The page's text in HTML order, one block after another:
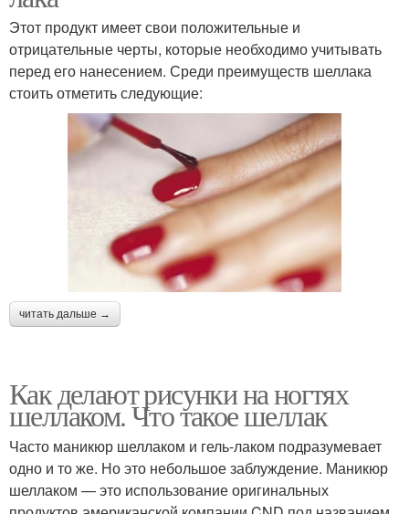
Этот продукт имеет свои положительные и
отрицательные черты, которые необходимо учитывать
перед его нанесением. Среди преимуществ шеллака
стоить отметить следующие:
читать дальше →
Как делают рисунки на ногтях
шеллаком. Что такое шеллак
Часто маникюр шеллаком и гель-лаком подразумевает
одно и то же. Но это небольшое заблуждение. Маникюр
шеллаком — это использование оригинальных